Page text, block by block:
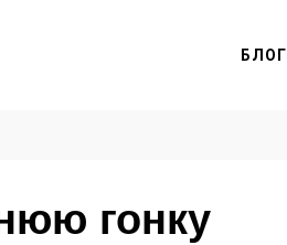
БЛОГ
гонку